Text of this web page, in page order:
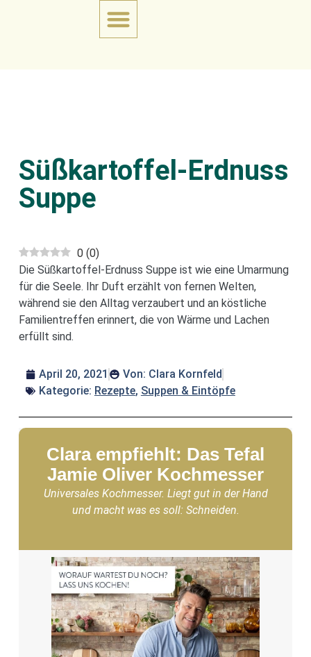
Süßkartoffel-Erdnuss
Suppe
0 (0)
Die Süßkartoffel-Erdnuss Suppe ist wie eine Umarmung
für die Seele. Ihr Duft erzählt von fernen Welten,
während sie den Alltag verzaubert und an köstliche
Familientreffen erinnert, die von Wärme und Lachen
erfüllt sind.
April 20, 2021 Von: Clara Kornfeld
Kategorie: Rezepte, Suppen & Eintöpfe
Clara empfiehlt: Das Tefal
Jamie Oliver Kochmesser
Universales Kochmesser. Liegt gut in der Hand
und macht was es soll: Schneiden.